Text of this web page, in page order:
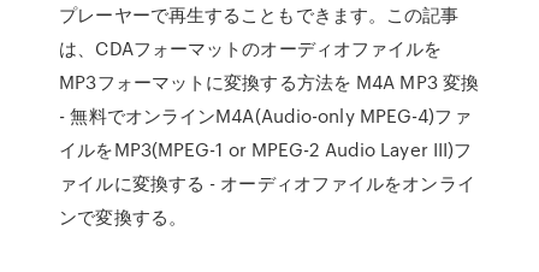
プレーヤーで再生することもできます。この記事
は、CDAフォーマットのオーディオファイルを
MP3フォーマットに変換する方法を M4A MP3 変換
- 無料でオンラインM4A(Audio-only MPEG-4)ファ
イルをMP3(MPEG-1 or MPEG-2 Audio Layer III)フ
ァイルに変換する - オーディオファイルをオンライ
ンで変換する。